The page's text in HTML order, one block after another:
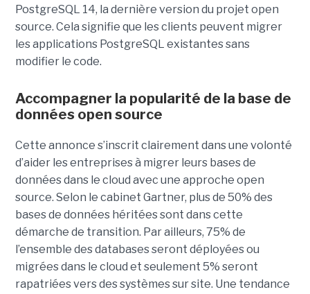
PostgreSQL 14, la dernière version du projet open
source. Cela signifie que les clients peuvent migrer
les applications PostgreSQL existantes sans
modifier le code.
Accompagner la popularité de la base de
données open source
Cette annonce s’inscrit clairement dans une volonté
d’aider les entreprises à migrer leurs bases de
données dans le cloud avec une approche open
source. Selon le cabinet Gartner, plus de 50% des
bases de données héritées sont dans cette
démarche de transition. Par ailleurs, 75% de
l’ensemble des databases seront déployées ou
migrées dans le cloud et seulement 5% seront
rapatriées vers des systèmes sur site. Une tendance